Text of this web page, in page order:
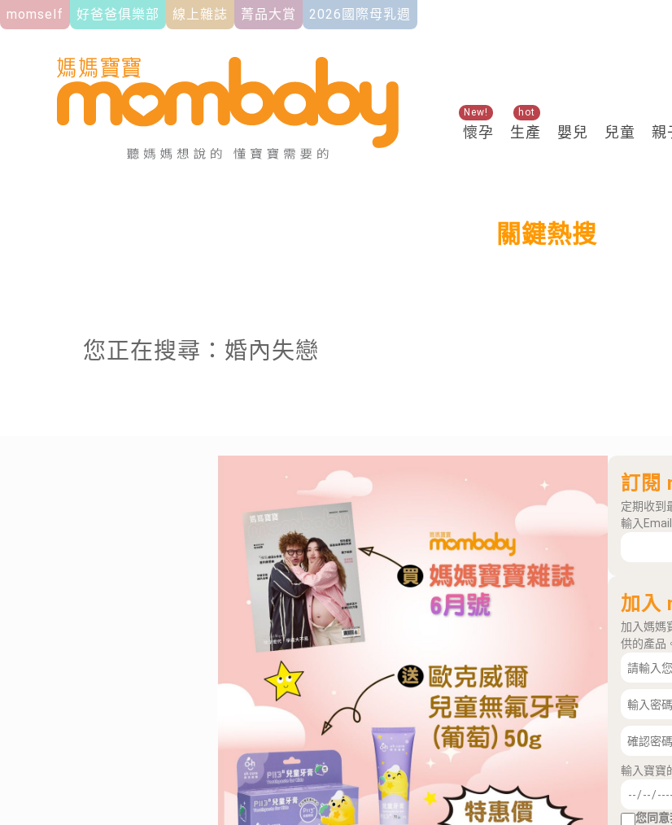
momself 好爸爸俱樂部 線上雜誌 菁品大賞 2026國際母乳週
懷孕
New!
生產
hot
嬰兒 兒童 親
關鍵熱搜
您正在搜尋：婚內失戀
訂閱
定期收到
輸入
加入
加入媽媽
供的產品
輸入寶寶
您同